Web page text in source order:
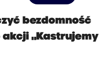
bezdomność
akcji „Kastrujemy